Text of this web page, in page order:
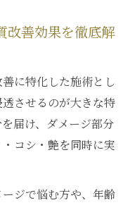
改善効果を徹底解
に特化した施術とし
させるのが大きな特
届け、ダメージ部分
コシ・艶を同時に実
ジで悩む方や、年齢